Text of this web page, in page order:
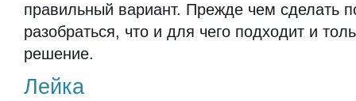
правильный вариант. Прежде чем сделать
разобраться, что и для чего подходит и
решение.
Лейка